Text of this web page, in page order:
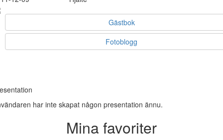
Gästbok
Fotoblogg
har inte skapat någon presentation ännu.
Mina favoriter